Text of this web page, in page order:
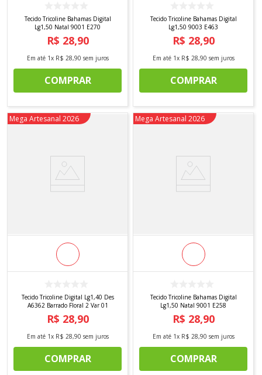
Tecido Tricoline Bahamas Digital
Lg1,50 Natal 9001 E270
R$ 28,90
Em até 1x R$ 28,90 sem juros
COMPRAR
Tecido Tricoline Bahamas Digital
Lg1,50 9003 E463
R$ 28,90
Em até 1x R$ 28,90 sem juros
COMPRAR
Novidade
Mega Artesanal 2026
Tecido Tricoline Digital Lg1,40 Des
A6362 Barrado Floral 2 Var 01
R$ 28,90
Em até 1x R$ 28,90 sem juros
COMPRAR
Novidade
Mega Artesanal 2026
Tecido Tricoline Bahamas Digital
Lg1,50 Natal 9001 E258
R$ 28,90
Em até 1x R$ 28,90 sem juros
COMPRAR